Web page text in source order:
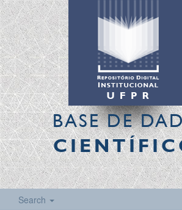
BASE DE
Search